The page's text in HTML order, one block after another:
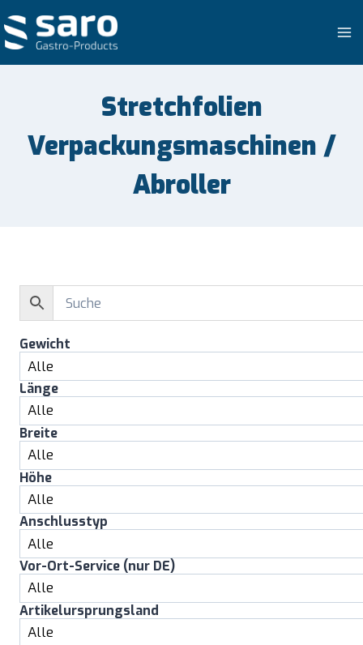
Inhalt
springen
Stretchfolien
Verpackungsmaschinen /
Abroller
Gewicht
Länge
Breite
Höhe
Anschlusstyp
Vor-Ort-Service (nur DE)
Artikelursprungsland